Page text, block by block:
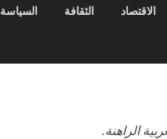
الاقتصاد الثقافة السياسة
الراهنة.